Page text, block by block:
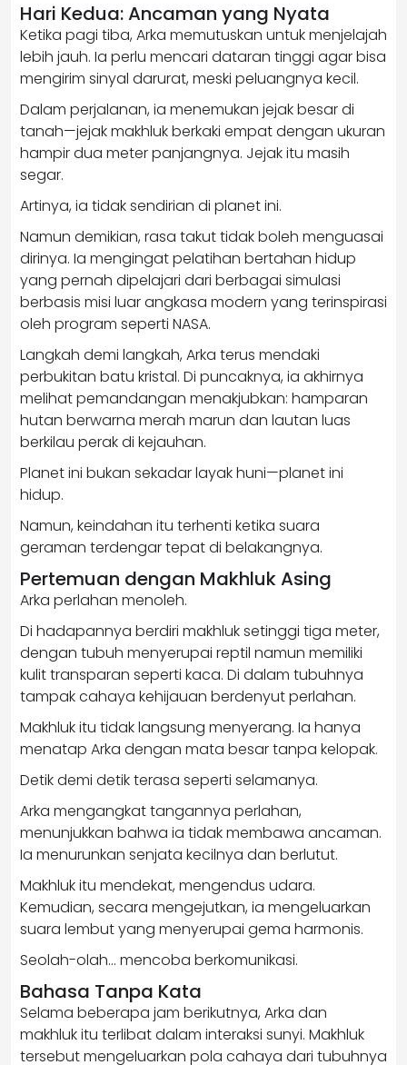
Hari Kedua: Ancaman yang Nyata
Ketika pagi tiba, Arka memutuskan untuk menjelajah
lebih jauh. Ia perlu mencari dataran tinggi agar bisa
mengirim sinyal darurat, meski peluangnya kecil.
Dalam perjalanan, ia menemukan jejak besar di
tanah—jejak makhluk berkaki empat dengan ukuran
hampir dua meter panjangnya. Jejak itu masih
segar.
Artinya, ia tidak sendirian di planet ini.
Namun demikian, rasa takut tidak boleh menguasai
dirinya. Ia mengingat pelatihan bertahan hidup
yang pernah dipelajari dari berbagai simulasi
berbasis misi luar angkasa modern yang terinspirasi
oleh program seperti NASA.
Langkah demi langkah, Arka terus mendaki
perbukitan batu kristal. Di puncaknya, ia akhirnya
melihat pemandangan menakjubkan: hamparan
hutan berwarna merah marun dan lautan luas
berkilau perak di kejauhan.
Planet ini bukan sekadar layak huni—planet ini
hidup.
Namun, keindahan itu terhenti ketika suara
geraman terdengar tepat di belakangnya.
Pertemuan dengan Makhluk Asing
Arka perlahan menoleh.
Di hadapannya berdiri makhluk setinggi tiga meter,
dengan tubuh menyerupai reptil namun memiliki
kulit transparan seperti kaca. Di dalam tubuhnya
tampak cahaya kehijauan berdenyut perlahan.
Makhluk itu tidak langsung menyerang. Ia hanya
menatap Arka dengan mata besar tanpa kelopak.
Detik demi detik terasa seperti selamanya.
Arka mengangkat tangannya perlahan,
menunjukkan bahwa ia tidak membawa ancaman.
Ia menurunkan senjata kecilnya dan berlutut.
Makhluk itu mendekat, mengendus udara.
Kemudian, secara mengejutkan, ia mengeluarkan
suara lembut yang menyerupai gema harmonis.
Seolah-olah… mencoba berkomunikasi.
Bahasa Tanpa Kata
Selama beberapa jam berikutnya, Arka dan
makhluk itu terlibat dalam interaksi sunyi. Makhluk
tersebut mengeluarkan pola cahaya dari tubuhnya